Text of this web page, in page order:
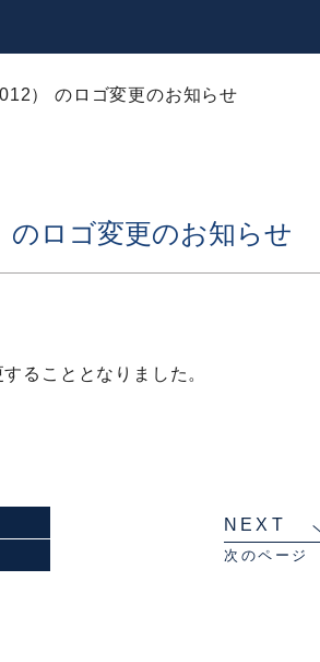
） のロゴ変更のお知らせ
のロゴ変更のお知らせ
ることとなりました。